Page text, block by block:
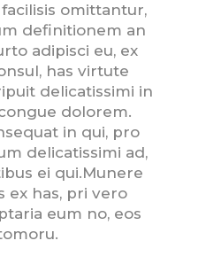
omittantur,
definitionem an
adipisci eu, ex
has virtute
delicatissimi in
dolorem.
in qui, pro
delicatissimi ad,
ei qui.Munere
ex has, pri vero
eum no, eos